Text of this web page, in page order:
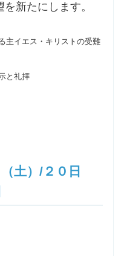
新たにします。
主イエス・キリストの受難
と礼拝
土）/２０日